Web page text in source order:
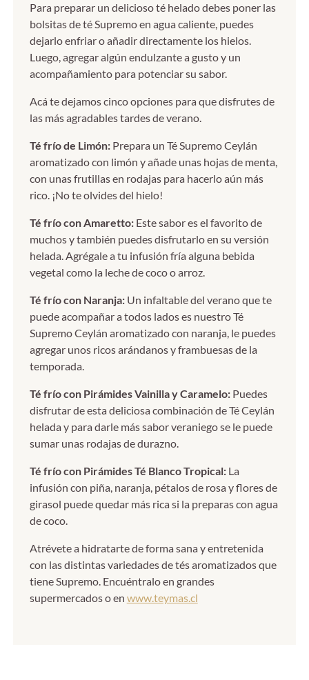
Para preparar un delicioso té helado debes poner las
bolsitas de té Supremo en agua caliente, puedes
dejarlo enfriar o añadir directamente los hielos.
Luego, agregar algún endulzante a gusto y un
acompañamiento para potenciar su sabor.
Acá te dejamos cinco opciones para que disfrutes de
las más agradables tardes de verano.
Té frío de Limón:Prepara un Té Supremo Ceylán
aromatizado con limón y añade unas hojas de menta,
con unas frutillas en rodajas para hacerlo aún más
rico. ¡No te olvides del hielo!
Té frío con Amaretto:Este sabor es el favorito de
muchos y también puedes disfrutarlo en su versión
helada. Agrégale a tu infusión fría alguna bebida
vegetal como la leche de coco o arroz.
Té frío con Naranja:Un infaltable del verano que te
puede acompañar a todos lados es nuestro Té
Supremo Ceylán aromatizado con naranja, le puedes
agregar unos ricos arándanos y frambuesas de la
temporada.
Té frío con Pirámides Vainilla y Caramelo:Puedes
disfrutar de esta deliciosa combinación de Té Ceylán
helada y para darle más sabor veraniego se le puede
sumar unas rodajas de durazno.
Té frío con Pirámides Té Blanco Tropical:La
infusión con piña, naranja, pétalos de rosa y flores de
girasol puede quedar más rica si la preparas con agua
de coco.
Atrévete a hidratarte de forma sana y entretenida
con las distintas variedades de tés aromatizados que
tiene Supremo. Encuéntralo en grandes
supermercados o en www.teymas.cl